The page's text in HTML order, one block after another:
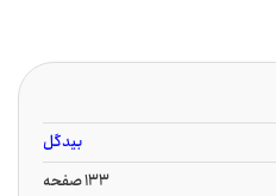
بیدگل
133 صفحه